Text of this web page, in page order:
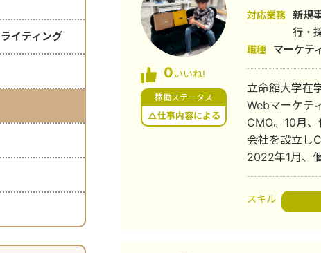
イティング
0いいね!
稼働ステータス
△仕事内容による
対応業務 新規
行・
職種 マーケテ
立命館大学在
Webマーケティング業務に従事
CMO。10月
会社を設立しCMO。 2020年6月にキッチンカー運営
2022年1月、
強みを持った
ホワイト）
代表。 2023年12月、今井とおる政策研究会代表。 2024年3月、みろく経政研
スキル